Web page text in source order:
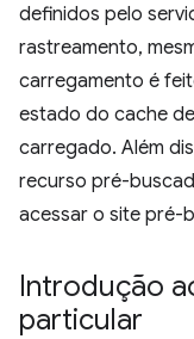
definidos pelo
rastreamento,
carregamento é
estado do cache
carregado. Além
recurso pré-
acessar o site pré-
Introdução
particular